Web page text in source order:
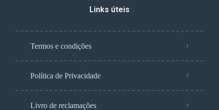
Links úteis
Termos e condições
Política de Privacidade
Livro de reclamações